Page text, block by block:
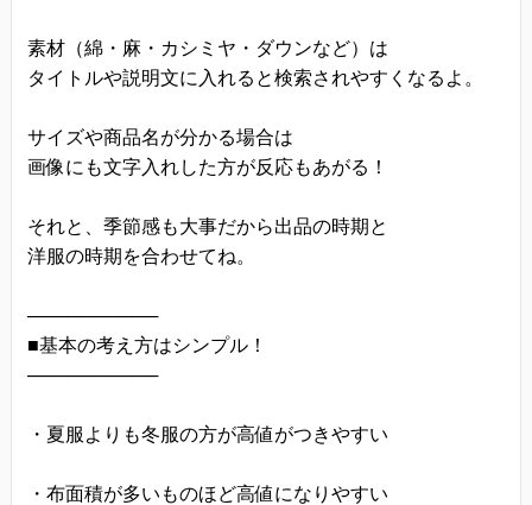
素材（綿・麻・カシミヤ・ダウンなど）は
タイトルや説明文に入れると検索されやすくなるよ。
サイズや商品名が分かる場合は
画像にも文字入れした方が反応もあがる！
それと、季節感も大事だから出品の時期と
洋服の時期を合わせてね。
──────────
■基本の考え方はシンプル！
──────────
・夏服よりも冬服の方が高値がつきやすい
・布面積が多いものほど高値になりやすい